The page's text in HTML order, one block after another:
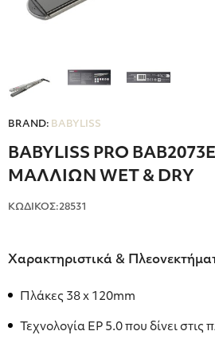
BRAND: BABYLISS
BABYLISS PRO
ΜΑΛΛΙΩΝ WET & DRY
ΚΩΔΙΚΟΣ:28531
Χαρακτηριστικά &
Πλάκες 38 x 120mm
Τεχνολογία EP 5.0 που δίνει στις